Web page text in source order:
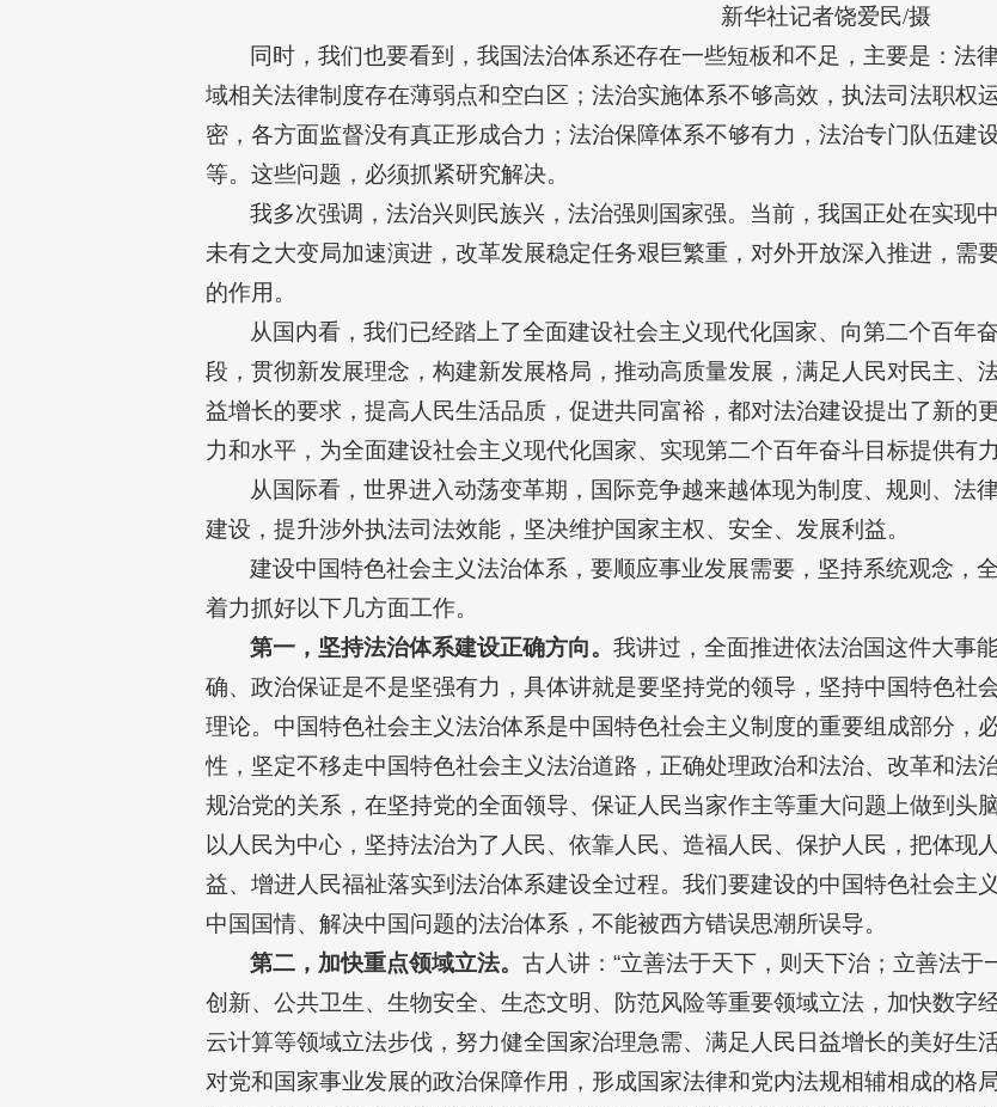
新华社记者饶爱民/摄
同时，我们也要看到，我国法治体系还存在一些短板和不足，主要是：法
域相关法律制度存在薄弱点和空白区；法治实施体系不够高效，执法司法职权
密，各方面监督没有真正形成合力；法治保障体系不够有力，法治专门队伍建
等。这些问题，必须抓紧研究解决。
我多次强调，法治兴则民族兴，法治强则国家强。当前，我国正处在实现
未有之大变局加速演进，改革发展稳定任务艰巨繁重，对外开放深入推进，需
的作用。
从国内看，我们已经踏上了全面建设社会主义现代化国家、向第二个百年
段，贯彻新发展理念，构建新发展格局，推动高质量发展，满足人民对民主、
益增长的要求，提高人民生活品质，促进共同富裕，都对法治建设提出了新的
力和水平，为全面建设社会主义现代化国家、实现第二个百年奋斗目标提供有力
从国际看，世界进入动荡变革期，国际竞争越来越体现为制度、规则、法
建设，提升涉外执法司法效能，坚决维护国家主权、安全、发展利益。
建设中国特色社会主义法治体系，要顺应事业发展需要，坚持系统观念，
着力抓好以下几方面工作。
第一，坚持法治体系建设正确方向。我讲过，全面推进依法治国这件大事
确、政治保证是不是坚强有力，具体讲就是要坚持党的领导，坚持中国特色社
理论。中国特色社会主义法治体系是中国特色社会主义制度的重要组成部分，
性，坚定不移走中国特色社会主义法治道路，正确处理政治和法治、改革和法
规治党的关系，在坚持党的全面领导、保证人民当家作主等重大问题上做到头
以人民为中心，坚持法治为了人民、依靠人民、造福人民、保护人民，把体现
益、增进人民福祉落实到法治体系建设全过程。我们要建设的中国特色社会主
中国国情、解决中国问题的法治体系，不能被西方错误思潮所误导。
第二，加快重点领域立法。古人讲：“立善法于天下，则天下治；立善法
创新、公共卫生、生物安全、生态文明、防范风险等重要领域立法，加快数字
云计算等领域立法步伐，努力健全国家治理急需、满足人民日益增长的美好生
对党和国家事业发展的政治保障作用，形成国家法律和党内法规相辅相成的格